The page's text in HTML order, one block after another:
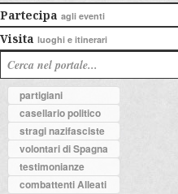
Partecipa agli eventi
Visita luoghi e itinerari
partigiani
casellario politico
stragi nazifasciste
volontari di Spagna
testimonianze
combattenti Alleati